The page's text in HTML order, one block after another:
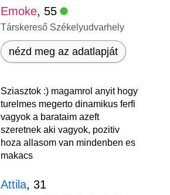
Emoke, 55
Társkereső Székelyudvarhely
nézd meg az adatlapját
Sziasztok :) magamrol anyit hogy
turelmes megerto dinamikus ferfi
vagyok a barataim azeft
szeretnek aki vagyok, pozitiv
hoza allasom van mindenben es
makacs
Attila, 31